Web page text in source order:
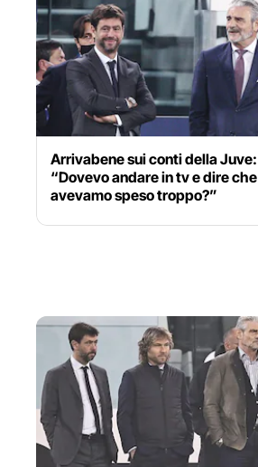
Arrivabene sui conti della Juve:
“Dovevo andare in tv e dire che
avevamo speso troppo?”